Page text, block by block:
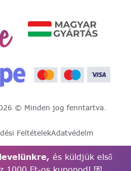
© Minden jog fenntartva.
FeltételekAdatvédelm
és küldjük első